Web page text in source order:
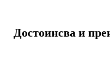
Достоинсва и